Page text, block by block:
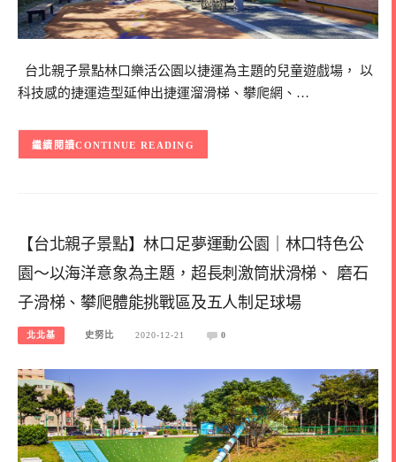
台北親子景點林口樂活公園以捷運為主題的兒童遊戲場， 以
科技感的捷運造型延伸出捷運溜滑梯、攀爬網、…
CONTINUE READING
【台北親子景點】林口足夢運動公園｜林口特色公
園～以海洋意象為主題，超長刺激筒狀滑梯、 磨石
子滑梯、攀爬體能挑戰區及五人制足球場
北北基 史努比 2020-12-21 0